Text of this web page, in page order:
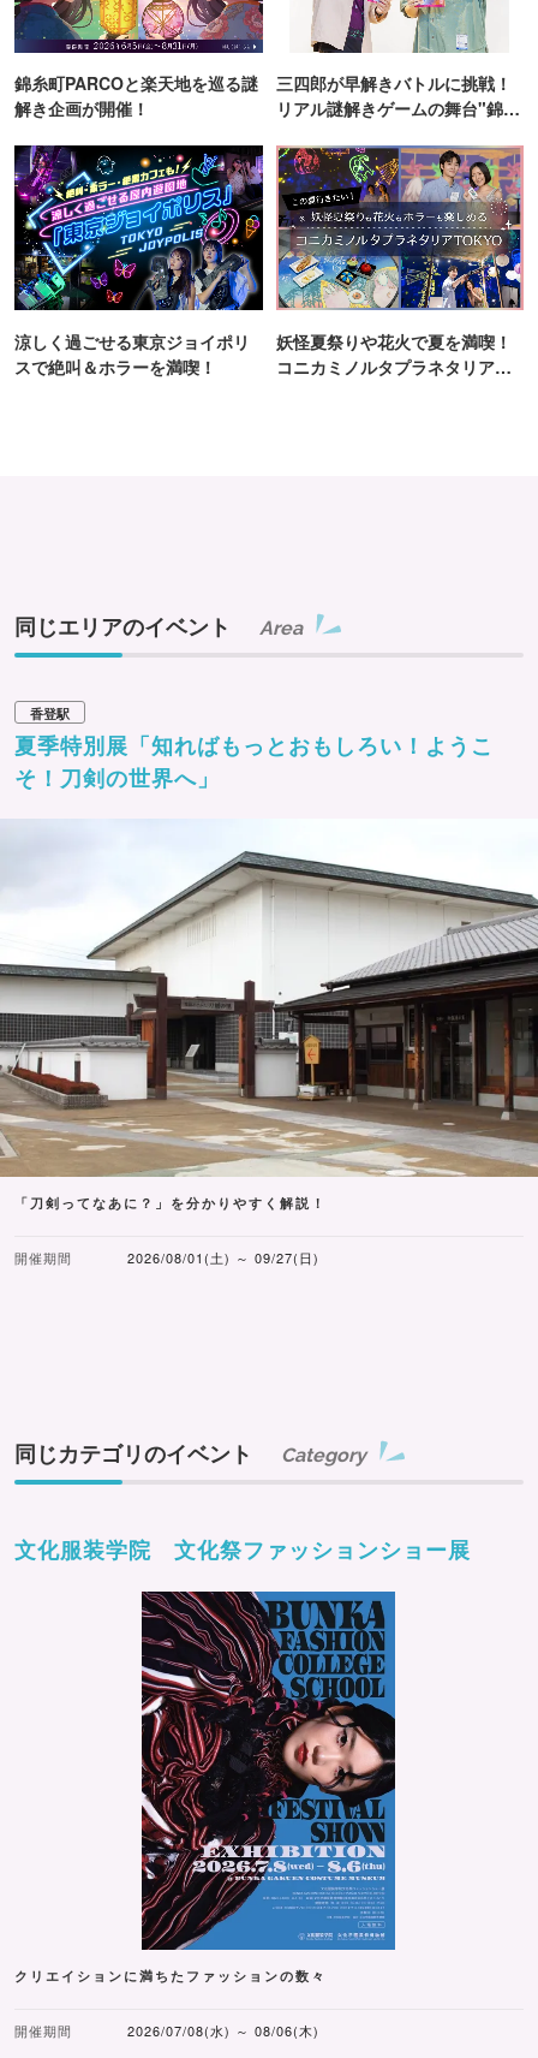
錦糸町PARCOと楽天地を巡る謎
解き企画が開催！
三四郎が早解きバトルに挑戦！
リアル謎解きゲームの舞台"錦糸
涼しく過ごせる東京ジョイポリ
スで絶叫＆ホラーを満喫！
妖怪夏祭りや花火で夏を満喫！
コニカミノルタプラネタリア
同じエリアのイベント Area
香登駅
夏季特別展「知ればもっとおもしろい！ようこ
そ！刀剣の世界へ」
「刀剣ってなあに？」を分かりやすく解説！
開催期間 2026/08/01(土) ～ 09/27(日)
同じカテゴリのイベント Category
文化服装学院 文化祭ファッションショー展
クリエイションに満ちたファッションの数々
開催期間 2026/07/08(水) ～ 08/06(木)